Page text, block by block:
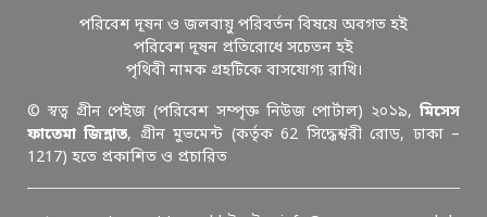
পরিবেশ দূষন ও জলবায়ু পরিবর্তন বিষয়ে অবগত হই
পরিবেশ দূষন প্রতিরোধে সচেতন হই
পৃথিবী নামক গ্রহটিকে বাসযোগ্য রাখি।
© স্বত্ব গ্রীন পেইজ (পরিবেশ সম্পৃক্ত নিউজ পোর্টাল) ২০১৯, মিসেস
ফাতেমা জিন্নাত, গ্রীন মুভমেন্ট (কর্তৃক 62 সিদ্ধেশ্বরী রোড, ঢাকা –
1217) হতে প্রকাশিত ও প্রচারিত